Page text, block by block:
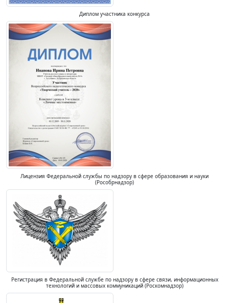
Диплом участника конкурса
Лицензия Федеральной службы по надзору в сфере образования и науки
(Рособрнадзор)
Регистрация в Федеральной службе по надзору в сфере связи, информационных
технологий и массовых коммуникаций (Роскомнадзор)